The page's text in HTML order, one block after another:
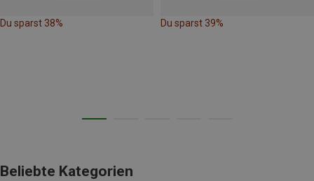
Du sparst 38% Du sparst 39%
Beliebte Kategorien